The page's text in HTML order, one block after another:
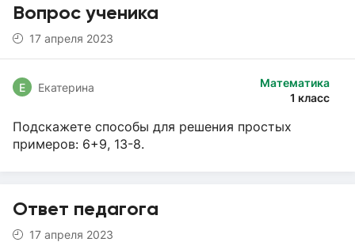
Вопрос ученика
17 апреля 2023
Математика
1 класс
Е Екатерина
Подскажете способы для решения простых
примеров: 6+9, 13-8.
Ответ педагога
17 апреля 2023